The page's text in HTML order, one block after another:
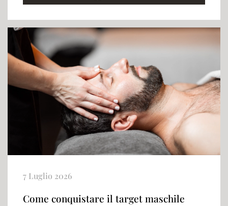
7 Luglio 2026
Come conquistare il target maschile